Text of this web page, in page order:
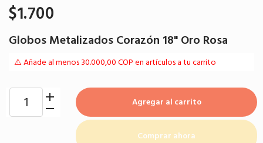
$1.700
Globos Metalizados Corazón 18" Oro Rosa
⚠️ Añade al menos 30.000,00 COP en artículos a tu carrito
Agregar al carrito
Comprar ahora